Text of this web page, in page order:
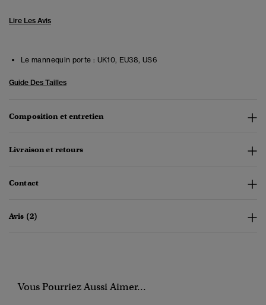
Lire Les Avis
Le mannequin porte : UK10, EU38, US6
Guide Des Tailles
Composition et entretien
Livraison et retours
Contact
Avis (2)
Vous Pourriez Aussi Aimer...